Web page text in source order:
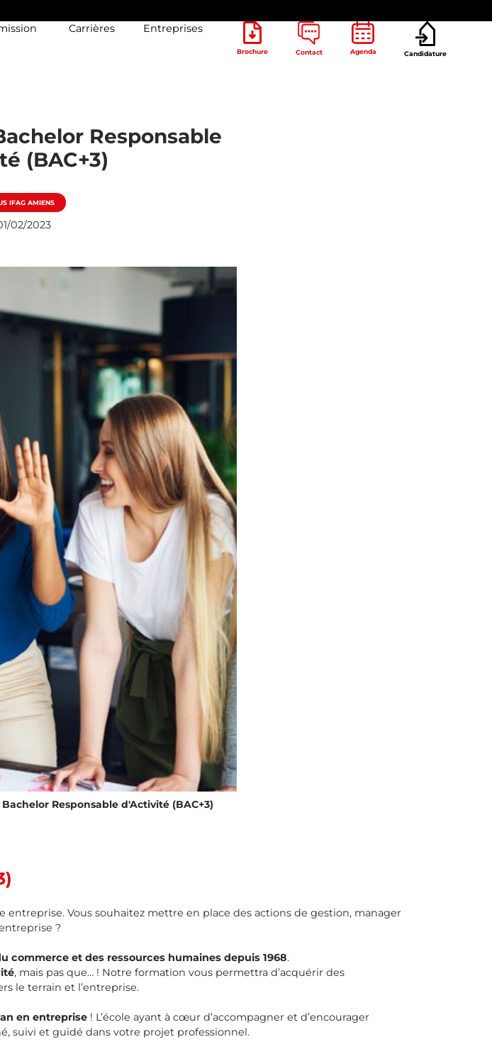
Carrières Entreprises
Brochure Contact Agenda Candidature
Responsable
(BAC+3)
IFAG AMIENS
02/2023
Responsable d'Activité (BAC+3)
entreprise. Vous souhaitez mettre en place des actions de gestion, manager
?
commerce et des ressources humaines depuis 1968.
, mais pas que… ! Notre formation vous permettra d’acquérir des
le terrain et l’entreprise.
en entreprise ! L’école ayant à cœur d’accompagner et d’encourager
suivi et guidé dans votre projet professionnel.